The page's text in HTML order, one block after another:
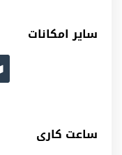
سایر امکانات
ساعت کاری